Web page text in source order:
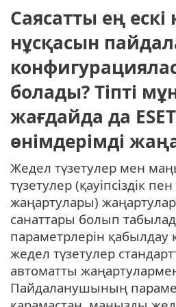
Саясатты ең ескі
нұсқасын
болады? Тіпті
жағдайда да
өнімдерімді
Жедел түзетулер мен
түзетулер (қауіпсіздік
жаңартулары)
санаттары болып
параметрлерін қабылдау
жедел түзетулер
автоматты
Пайдаланушының